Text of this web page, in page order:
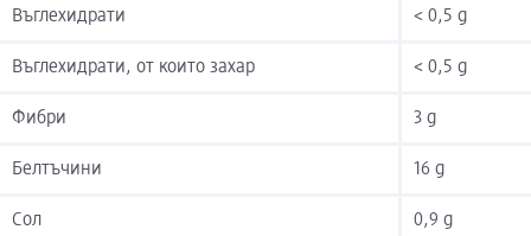
Въглехидрати < 0,5 g
Въглехидрати, от които захар < 0,5 g
Фибри 3 g
Белтъчини 16 g
Сол 0,9 g